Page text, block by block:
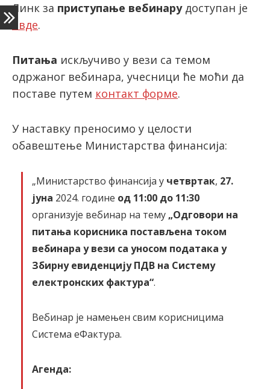
Линк за приступање вебинарудоступан је
овде.
Питања искључиво у вези са темом
одржаног вебинара, учесници ће моћи да
поставе путем контакт форме.
У наставку преносимо у целости
обавештење Министарства финансија:
„Министарство финансија у четвртак, 27.
јуна 2024. године од 11:00 до 11:30
организује вебинар на тему „Одговори на
питања корисника постављена током
вебинара у вези са уносом података у
Збирну евиденцију ПДВ на Систему
електронских фактура“.
Вебинар је намењен свим корисницима
Система еФактура.
Агенда: